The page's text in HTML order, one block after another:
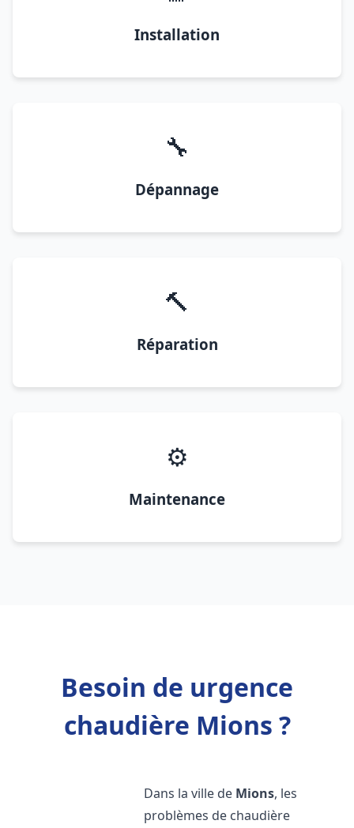
Installation
🔧
Dépannage
🔨
Réparation
⚙️
Maintenance
Besoin de urgence
chaudière Mions ?
Dans la ville de Mions, les
problèmes de chaudière